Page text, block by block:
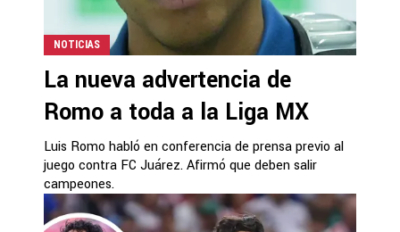
NOTICIAS
La nueva advertencia de
Romo a toda a la Liga MX
Luis Romo habló en conferencia de prensa previo al
juego contra FC Juárez. Afirmó que deben salir
campeones.